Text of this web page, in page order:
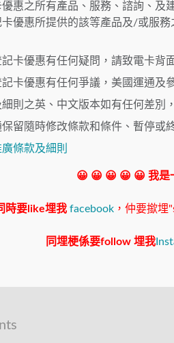
優惠之所有產品、服務、諮詢、及
卡優惠所提供的該等產品及/或服
卡優惠有任何疑問，請致電卡背
卡優惠有任何爭議，美國運通及
則之英、中文版本如有任何差別
留隨時修改條款和條件、暫停或
條款及細則
😀 😀 😀 😀 😀 我是
時要like埋我 facebook ，仲要撳埋
同埋梗係要follow 埋我